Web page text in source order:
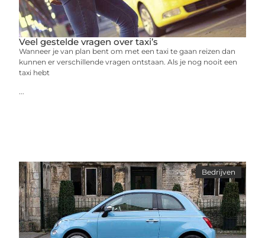
Veel gestelde vragen over taxi’s
Wanneer je van plan bent om met een taxi te gaan reizen dan
kunnen er verschillende vragen ontstaan. Als je nog nooit een
taxi hebt
...
Bedrijven